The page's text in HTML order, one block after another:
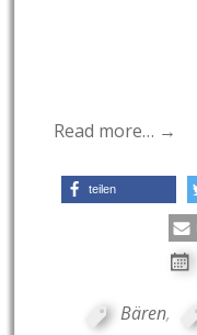
Read more… →
teilen
Bären,